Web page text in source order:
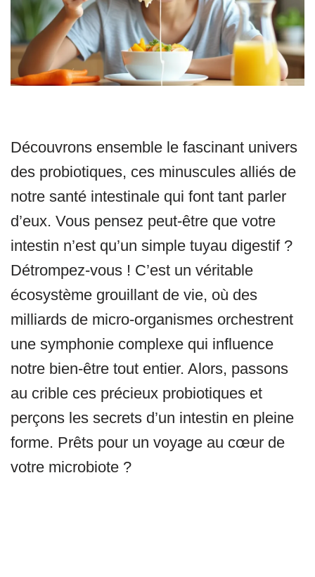
Découvrons ensemble le fascinant univers
des probiotiques, ces minuscules alliés de
notre santé intestinale qui font tant parler
d’eux. Vous pensez peut-être que votre
intestin n’est qu’un simple tuyau digestif ?
Détrompez-vous ! C’est un véritable
écosystème grouillant de vie, où des
milliards de micro-organismes orchestrent
une symphonie complexe qui influence
notre bien-être tout entier. Alors, passons
au crible ces précieux probiotiques et
perçons les secrets d’un intestin en pleine
forme. Prêts pour un voyage au cœur de
votre microbiote ?